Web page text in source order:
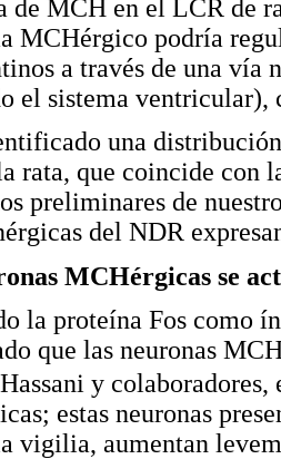
de MCH en el LCR de
MCHérgico podría
a través de una
el sistema ventricular),
una
rata, que coincide con
preliminares de
del NDR
MCHérgicas se
la proteína Fos como
que las neuronas
y colaboradores,
estas neuronas
vigilia, aumentan